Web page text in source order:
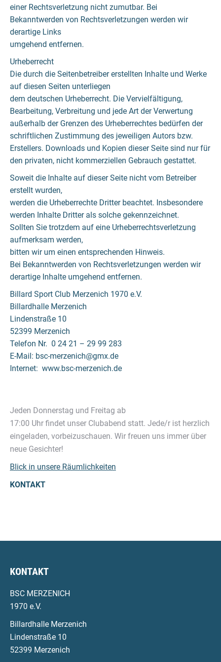
einer Rechtsverletzung nicht zumutbar. Bei
Bekanntwerden von Rechtsverletzungen werden wir
derartige Links
umgehend entfernen.
Urheberrecht
Die durch die Seitenbetreiber erstellten Inhalte und Werke
auf diesen Seiten unterliegen
dem deutschen Urheberrecht. Die Vervielfältigung,
Bearbeitung, Verbreitung und jede Art der Verwertung
außerhalb der Grenzen des Urheberrechtes bedürfen der
schriftlichen Zustimmung des jeweiligen Autors bzw.
Erstellers. Downloads und Kopien dieser Seite sind nur für
den privaten, nicht kommerziellen Gebrauch gestattet.
Soweit die Inhalte auf dieser Seite nicht vom Betreiber
erstellt wurden,
werden die Urheberrechte Dritter beachtet. Insbesondere
werden Inhalte Dritter als solche gekennzeichnet.
Sollten Sie trotzdem auf eine Urheberrechtsverletzung
aufmerksam werden,
bitten wir um einen entsprechenden Hinweis.
Bei Bekanntwerden von Rechtsverletzungen werden wir
derartige Inhalte umgehend entfernen.
Billard Sport Club Merzenich 1970 e.V.
Billardhalle Merzenich
Lindenstraße 10
52399 Merzenich
Telefon Nr. 0 24 21 – 29 99 283
E-Mail: bsc-merzenich@gmx.de
Internet: www.bsc-merzenich.de
Jeden Donnerstag und Freitag ab
17:00 Uhr findet unser Clubabend statt. Jede/r ist herzlich
eingeladen, vorbeizuschauen. Wir freuen uns immer über
neue Gesichter!
Blick in unsere Räumlichkeiten
KONTAKT
KONTAKT
BSC MERZENICH
1970 e.V.
Billardhalle Merzenich
Lindenstraße 10
52399 Merzenich